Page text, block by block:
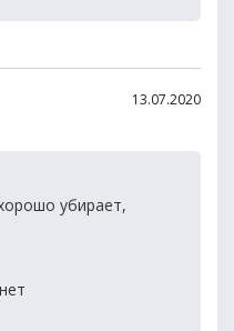
13.07.2020
убирает,